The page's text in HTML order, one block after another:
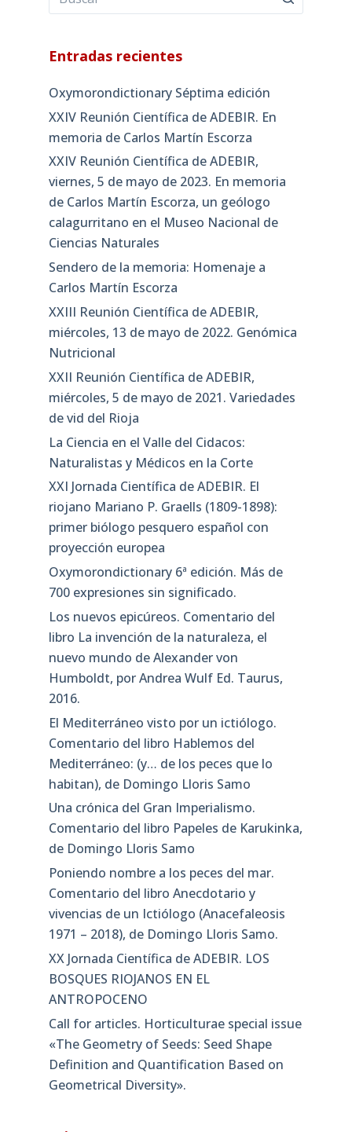
Entradas recientes
Oxymorondictionary Séptima edición
XXIV Reunión Científica de ADEBIR. En
memoria de Carlos Martín Escorza
XXIV Reunión Científica de ADEBIR,
viernes, 5 de mayo de 2023. En memoria
de Carlos Martín Escorza, un geólogo
calagurritano en el Museo Nacional de
Ciencias Naturales
Sendero de la memoria: Homenaje a
Carlos Martín Escorza
XXIII Reunión Científica de ADEBIR,
miércoles, 13 de mayo de 2022. Genómica
Nutricional
XXII Reunión Científica de ADEBIR,
miércoles, 5 de mayo de 2021. Variedades
de vid del Rioja
La Ciencia en el Valle del Cidacos:
Naturalistas y Médicos en la Corte
XXI Jornada Científica de ADEBIR. El
riojano Mariano P. Graells (1809-1898):
primer biólogo pesquero español con
proyección europea
Oxymorondictionary 6ª edición. Más de
700 expresiones sin significado.
Los nuevos epicúreos. Comentario del
libro La invención de la naturaleza, el
nuevo mundo de Alexander von
Humboldt, por Andrea Wulf Ed. Taurus,
2016.
El Mediterráneo visto por un ictiólogo.
Comentario del libro Hablemos del
Mediterráneo: (y… de los peces que lo
habitan), de Domingo Lloris Samo
Una crónica del Gran Imperialismo.
Comentario del libro Papeles de Karukinka,
de Domingo Lloris Samo
Poniendo nombre a los peces del mar.
Comentario del libro Anecdotario y
vivencias de un Ictiólogo (Anacefaleosis
1971 – 2018), de Domingo Lloris Samo.
XX Jornada Científica de ADEBIR. LOS
BOSQUES RIOJANOS EN EL
ANTROPOCENO
Call for articles. Horticulturae special issue
«The Geometry of Seeds: Seed Shape
Definition and Quantification Based on
Geometrical Diversity»​.